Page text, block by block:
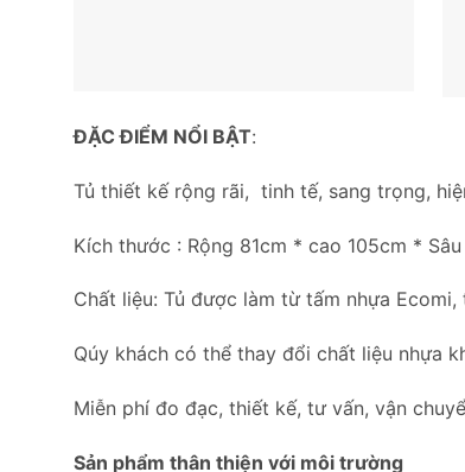
ĐẶC ĐIỂM NỔI BẬT:
Tủ thiết kế rộng rãi, tinh tế, sang trọng,
Kích thước : Rộng 81cm * cao 105cm *
Chất liệu: Tủ được làm từ tấm nhựa
Qúy khách có thể thay đổi chất liệu nhựa
Miễn phí đo đạc, thiết kế, tư vấn, vận
Sản phẩm thân thiện với môi trường